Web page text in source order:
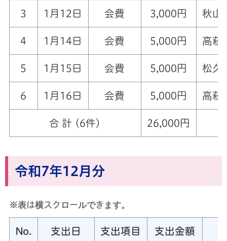
3 1月12日 会費 3,000円 秋山
4 1月14日 会費 5,000円 高萩
5 1月15日 会費 5,000円 松久
6 1月16日 会費 5,000円 高萩
合 計 (6件) 26,000円
令和7年12月分
※表は横スクロールできます。
No. 支出日 支出項目 支出金額